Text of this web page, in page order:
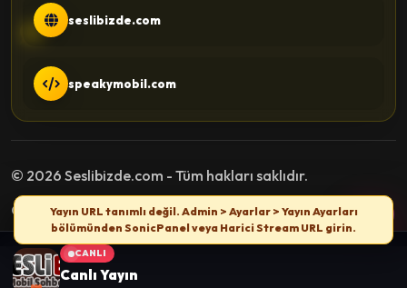
seslibizde.com
speakymobil.com
© 2026 Seslibizde.com - Tüm hakları saklıdır.
Gizlilik PolitikasıKullanım Şartlarıİletişim
CANLI
Canlı Yayın
Yayın URL tanımlı değil. Admin > Ayarlar > Yayın Ayarları
bölümünden SonicPanel veya Harici Stream URL girin.